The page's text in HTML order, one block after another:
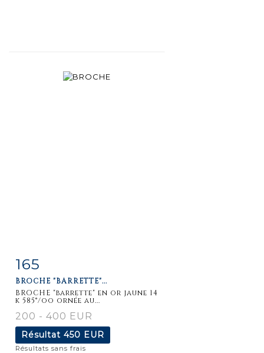
détaillée
165
BROCHE "BARRETTE"...
BROCHE "barrette" en or jaune 14
k 585°/oo ornée au...
200 - 400 EUR
Résultat 450 EUR
Résultats sans frais